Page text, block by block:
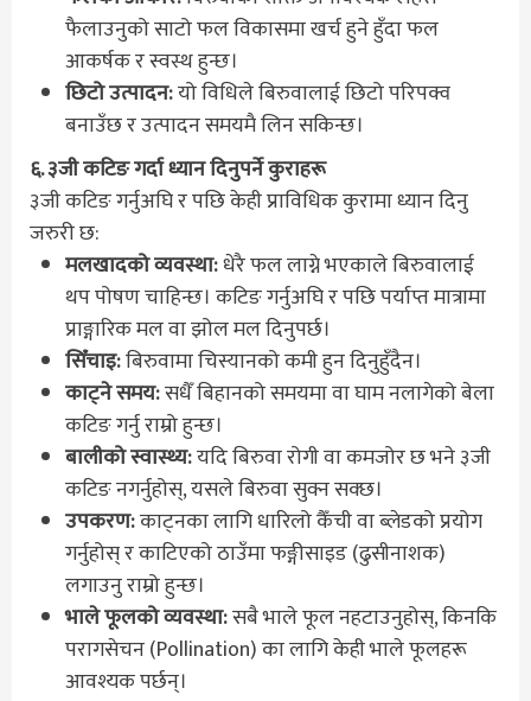
फैलाउनुको साटो फल विकासमा खर्च हुने हुँदा फल
आकर्षक र स्वस्थ हुन्छ।
छिटो उत्पादन:यो विधिले बिरुवालाई छिटो परिपक्व
बनाउँछ र उत्पादन समयमै लिन सकिन्छ।
६. ३जी कटिङ गर्दा ध्यान दिनुपर्ने कुराहरू
३जी कटिङ गर्नुअघि र पछि केही प्राविधिक कुरामा ध्यान दिनु
जरुरी छ:
मलखादको व्यवस्था:धेरै फल लाग्ने भएकाले बिरुवालाई
थप पोषण चाहिन्छ। कटिङ गर्नुअघि र पछि पर्याप्त मात्रामा
प्राङ्गारिक मल वा झोल मल दिनुपर्छ।
सिँचाइ:बिरुवामा चिस्यानको कमी हुन दिनुहुँदैन।
काट्ने समय:सधैँ बिहानको समयमा वा घाम नलागेको बेला
कटिङ गर्नु राम्रो हुन्छ।
बालीको स्वास्थ्य:यदि बिरुवा रोगी वा कमजोर छ भने ३जी
कटिङ नगर्नुहोस्, यसले बिरुवा सुक्न सक्छ।
उपकरण:काट्नका लागि धारिलो कैँची वा ब्लेडको प्रयोग
गर्नुहोस् र काटिएको ठाउँमा फङ्गीसाइड (ढुसीनाशक)
लगाउनु राम्रो हुन्छ।
भाले फूलको व्यवस्था:सबै भाले फूल नहटाउनुहोस्, किनकि
परागसेचन (Pollination) का लागि केही भाले फूलहरू
आवश्यक पर्छन्।